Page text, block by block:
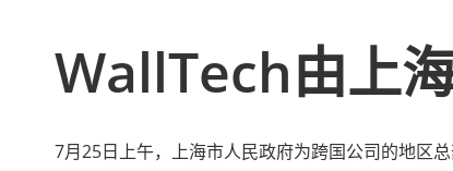
WallTech由上
7月25日上午，上海市人民政府为跨国公司的地区